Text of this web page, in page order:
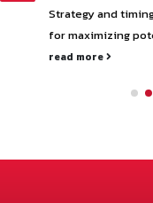
Strategy and
for maximizing
read more